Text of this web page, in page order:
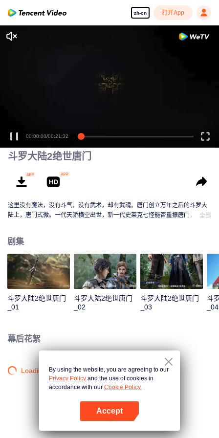
zh-cn 打开App
00:00:00/00:21:32
斗罗大陆2绝世唐门
这里没有魔法，没有斗气，没有武术，却有武魂。唐门创立万年之后的斗罗大
陆上，唐门式微。一代天骄横空出世，新一代史莱克七怪能否重振唐门，谱写
门能否重现辉煌？
全部
剧集
斗罗大陆2绝世唐门
_01
斗罗大陆2绝世唐门
_02
斗罗大陆2绝世唐门
_03
斗
_04
幕后花絮
Loading…By using the website, you are agreeing to our
Privacy Policy and the use of cookies in
accordance with our Cookie Policy.
Accept